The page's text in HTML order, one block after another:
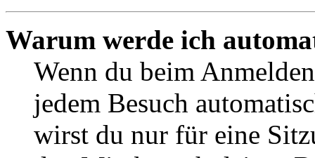
Warum werde ich
Wenn du beim
jedem Besuch
wirst du nur für eine